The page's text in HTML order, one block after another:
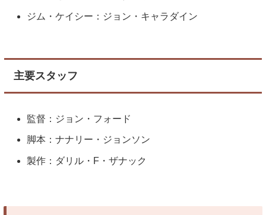
ジム・ケイシー：ジョン・キャラダイン
主要スタッフ
監督：ジョン・フォード
脚本：ナナリー・ジョンソン
製作：ダリル・F・ザナック